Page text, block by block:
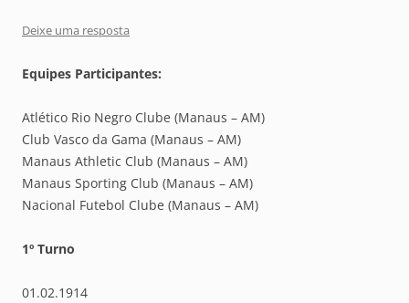
Deixe uma resposta
Equipes Participantes:
Atlético Rio Negro Clube (Manaus – AM)
Club Vasco da Gama (Manaus – AM)
Manaus Athletic Club (Manaus – AM)
Manaus Sporting Club (Manaus – AM)
Nacional Futebol Clube (Manaus – AM)
1º Turno
01.02.1914